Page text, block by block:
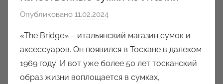
Опубликовано 11.02.2024
т
о
р
о
«The Bridge» – итальянский магазин сумок и
аксессуаров. Он появился в Тоскане в далеком
1969 году. И вот уже более 50 лет тосканский
образ жизни воплощается в сумках,